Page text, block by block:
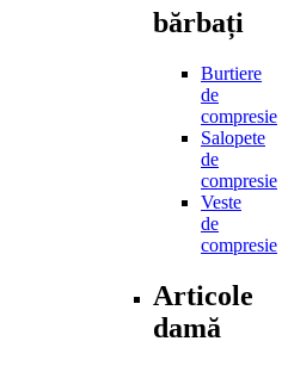
bărbați
Burtiere
de
compresie
Salopete
de
compresie
Veste
de
compresie
Articole
damă